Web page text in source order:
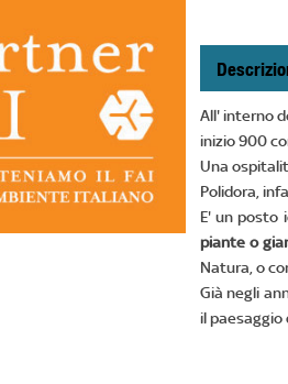
All' interno
inizio 900
Una
Polidora,
E' un posto
piante o
Natura, o
Già negli
il paesaggio